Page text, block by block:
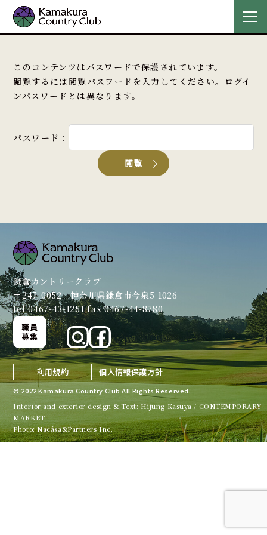
このコンテンツはパスワードで保護されています。
閲覧するには閲覧パスワードを入力してください。ログイ
ンパスワードとは異なります。
パスワード：
閲覧
鎌倉カントリークラブ
〒247-0052 神奈川県鎌倉市今泉5-1026
tel 0467-43-1251 fax 0467-44-8780
職員
募集
© 2022 Kamakura Country Club All Rights Reserved.
利用規約 個人情報保護方針
Interior and exterior design & Text: Hijung Kasuya / CONTEMPORARY
MARKET
Photo: Nacása&Partners Inc.